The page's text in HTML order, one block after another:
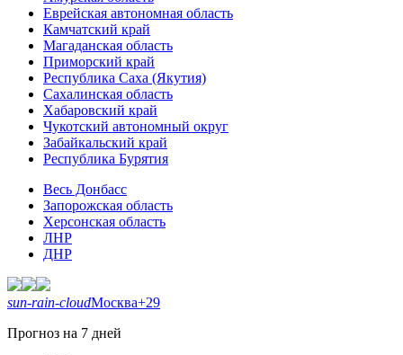
Еврейская автономная область
Камчатский край
Магаданская область
Приморский край
Республика Саха (Якутия)
Сахалинская область
Хабаровский край
Чукотский автономный округ
Забайкальский край
Республика Бурятия
Весь Донбасс
Запорожская область
Херсонская область
ЛНР
ДНР
sun-rain-cloudМосква+29
Прогноз на 7 дней